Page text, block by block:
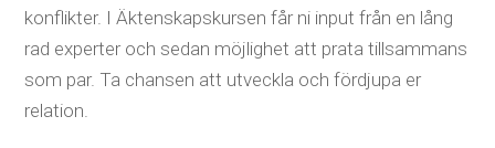
konflikter. I Äktenskapskursen får ni input från en lång
rad experter och sedan möjlighet att prata tillsammans
som par. Ta chansen att utveckla och fördjupa er
relation.